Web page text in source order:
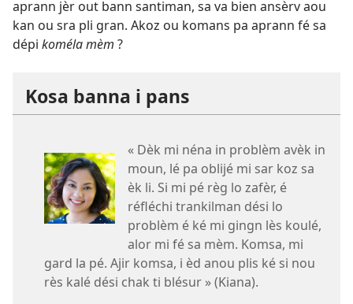
aprann jèr out bann santiman, sa va bien ansèrv aou
kan ou sra pli gran. Akoz ou komans pa aprann fé sa
dépi koméla mèm ?
Kosa banna i pans
« Dèk mi néna in problèm avèk in
moun, lé pa oblijé mi sar koz sa
èk li. Si mi pé règ lo zafèr, é
réfléchi trankilman dési lo
problèm é ké mi gingn lès koulé,
alor mi fé sa mèm. Komsa, mi
gard la pé. Ajir komsa, i èd anou plis ké si nou
rès kalé dési chak ti blésur » (Kiana).